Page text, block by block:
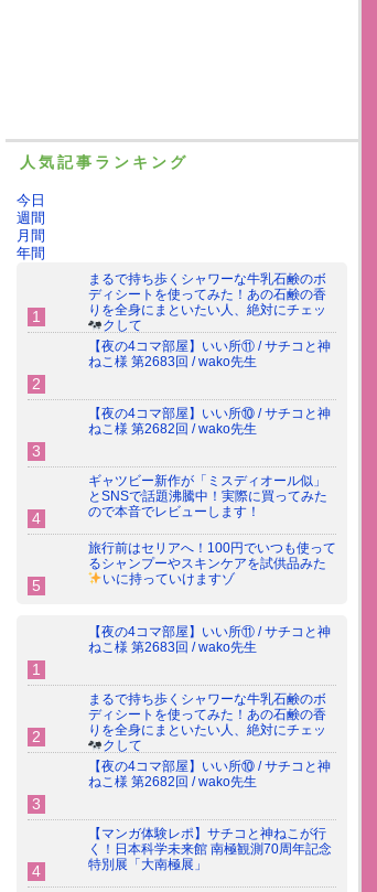
人気記事ランキング
今日
週間
月間
年間
まるで持ち歩くシャワーな牛乳石鹸のボ
ディシートを使ってみた！あの石鹸の香
りを全身にまといたい人、絶対にチェッ
クして
【夜の4コマ部屋】いい所⑪ / サチコと神
ねこ様 第2683回 / wako先生
【夜の4コマ部屋】いい所⑩ / サチコと神
ねこ様 第2682回 / wako先生
ギャツビー新作が「ミスディオール似」
とSNSで話題沸騰中！実際に買ってみた
ので本音でレビューします！
旅行前はセリアへ！100円でいつも使って
るシャンプーやスキンケアを試供品みた
いに持っていけますゾ
【夜の4コマ部屋】いい所⑪ / サチコと神
ねこ様 第2683回 / wako先生
まるで持ち歩くシャワーな牛乳石鹸のボ
ディシートを使ってみた！あの石鹸の香
りを全身にまといたい人、絶対にチェッ
クして
【夜の4コマ部屋】いい所⑩ / サチコと神
ねこ様 第2682回 / wako先生
【マンガ体験レポ】サチコと神ねこが行
く！日本科学未来館 南極観測70周年記念
特別展「大南極展」